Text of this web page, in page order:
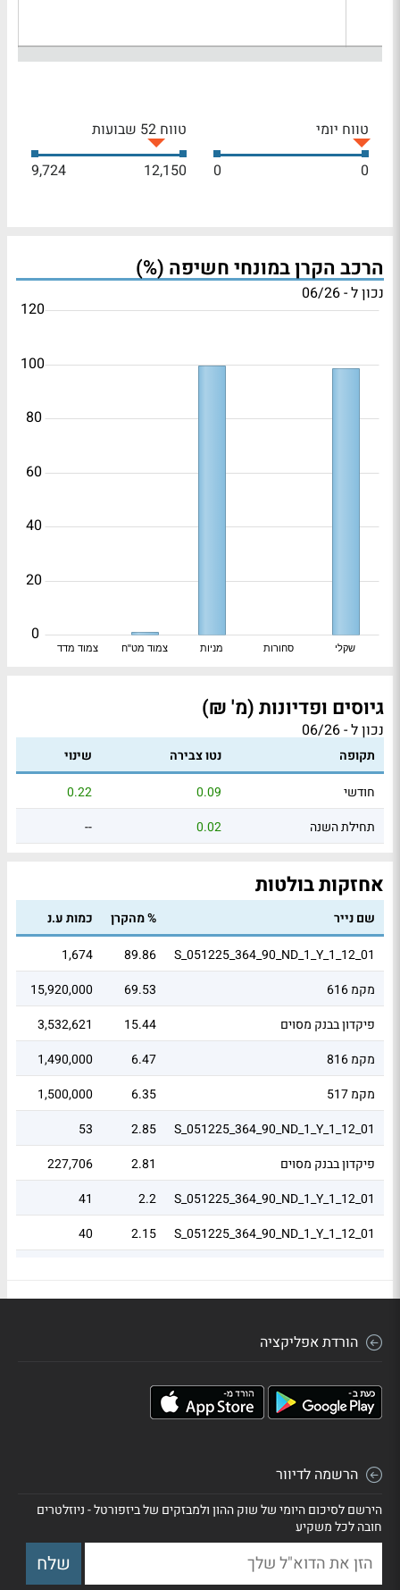
טווח יומי
0
0
טווח 52 שבועות
12,150
9,724
הרכב הקרן במונחי חשיפה (%)
נכון ל - 06/26
צמוד מדד צמוד מט"ח מניות סחורות שקלי
0
20
40
60
80
100
120
גיוסים ופדיונות (מ' ₪)
נכון ל - 06/26
תקופה נטו צבירה
שינוי
חודשי
0.09
0.22
תחילת השנה
0.02
--
אחזקות בולטות
שם נייר % מהקרן כמות ע.נ
S_051225_364_90_ND_1_Y_1_12_01
89.86
1,674
מקמ 616
69.53
15,920,000
פיקדון בבנק מסוים
15.44
3,532,621
מקמ 816
6.47
1,490,000
מקמ 517
6.35
1,500,000
S_051225_364_90_ND_1_Y_1_12_01
2.85
53
פיקדון בבנק מסוים
2.81
227,706
S_051225_364_90_ND_1_Y_1_12_01
2.2
41
S_051225_364_90_ND_1_Y_1_12_01
2.15
40
הורדת אפליקציה
הרשמה לדיוור
הירשם לסיכום היומי של שוק ההון ולמבזקים של ביזפורטל - ניוזלטרים
חובה לכל משקיע